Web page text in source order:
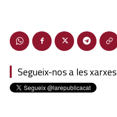
Segueix-nos a les xarxes